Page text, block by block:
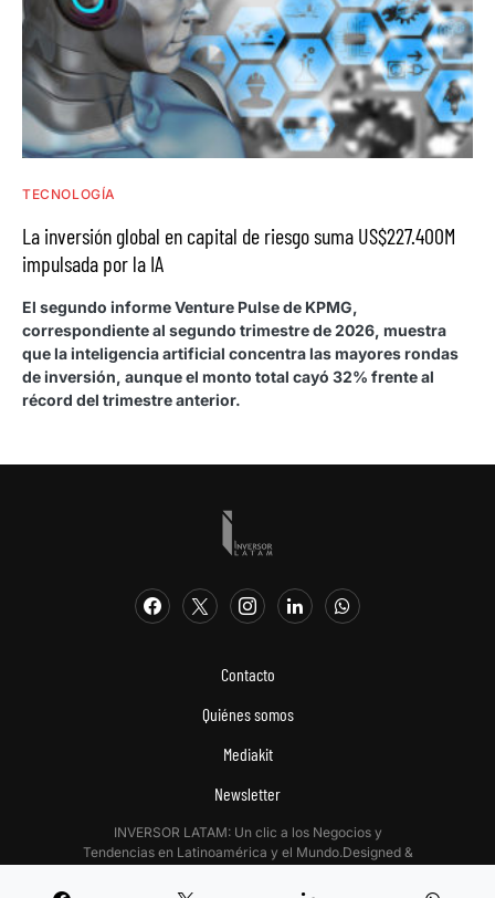
TECNOLOGÍA
La inversión global en capital de riesgo suma US$227.400M
impulsada por la IA
El segundo informe Venture Pulse de KPMG,
correspondiente al segundo trimestre de 2026, muestra
que la inteligencia artificial concentra las mayores rondas
de inversión, aunque el monto total cayó 32% frente al
récord del trimestre anterior.
Contacto
Quiénes somos
Mediakit
Newsletter
INVERSOR LATAM: Un clic a los Negocios y
Tendencias en Latinoamérica y el Mundo.Designed &